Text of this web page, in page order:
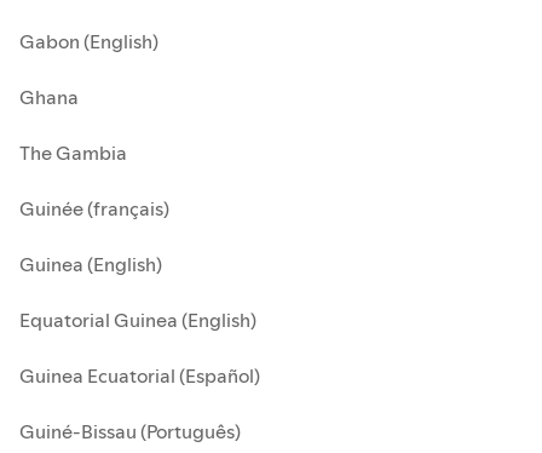
Gabon (English)
Ghana
The Gambia
Guinée (français)
Guinea (English)
Equatorial Guinea (English)
Guinea Ecuatorial (Español)
Guiné-Bissau (Português)